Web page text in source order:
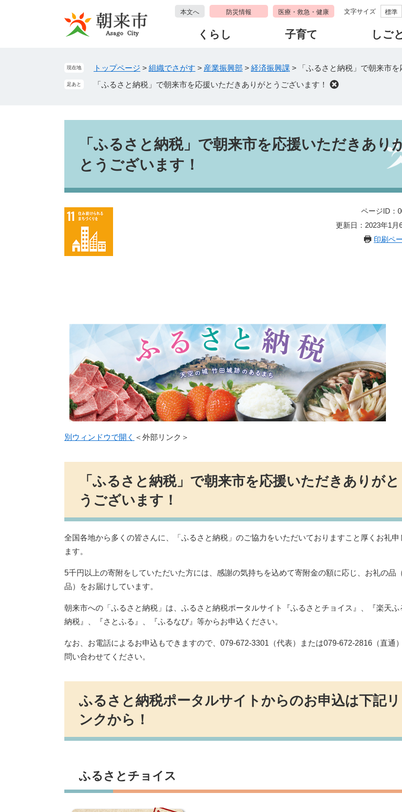
本文へ 防災情報 医療・救急・健康 文字サイズ 標準
くらし 子育て しご
現在地 トップページ > 組織でさがす > 産業振興部 > 経済振興課 > 「ふるさと納税」で朝来市
足あと 「ふるさと納税」で朝来市を応援いただきありがとうございます！
「ふるさと納税」で朝来市を応援いただきあり
とうございます！
ページID：
更新日：2023年1月
印刷ペ
別ウィンドウで開く ＜外部リンク＞
「ふるさと納税」で朝来市を応援いただきありがと
うございます！
全国各地から多くの皆さんに、「ふるさと納税」のご協力をいただいておりますこと厚くお礼申
ます。
5千円以上の寄附をしていただいた方には、感謝の気持ちを込めて寄附金の額に応じ、お礼の品
品）をお届けしています。
朝来市への「ふるさと納税」は、ふるさと納税ポータルサイト『ふるさとチョイス』、『楽天ふ
納税』、『さとふる』、『ふるなび』等からお申込ください。
なお、お電話によるお申込もできますので、079-672-3301（代表）または079-672-2816（直通
問い合わせてください。
ふるさと納税ポータルサイトからのお申込は下記リ
ンクから！
ふるさとチョイス